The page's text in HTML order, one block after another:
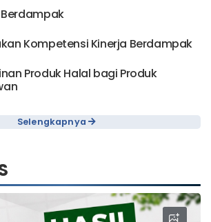
Berdampak
Kompetensi Kinerja Berdampak
Produk Halal bagi Produk
Selengkapnya